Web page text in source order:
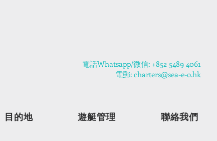
​電話Whatsapp/微信: +852 5489 4061
電郵: charters@sea-e-o.hk
目的地 遊艇管理 聯絡我們